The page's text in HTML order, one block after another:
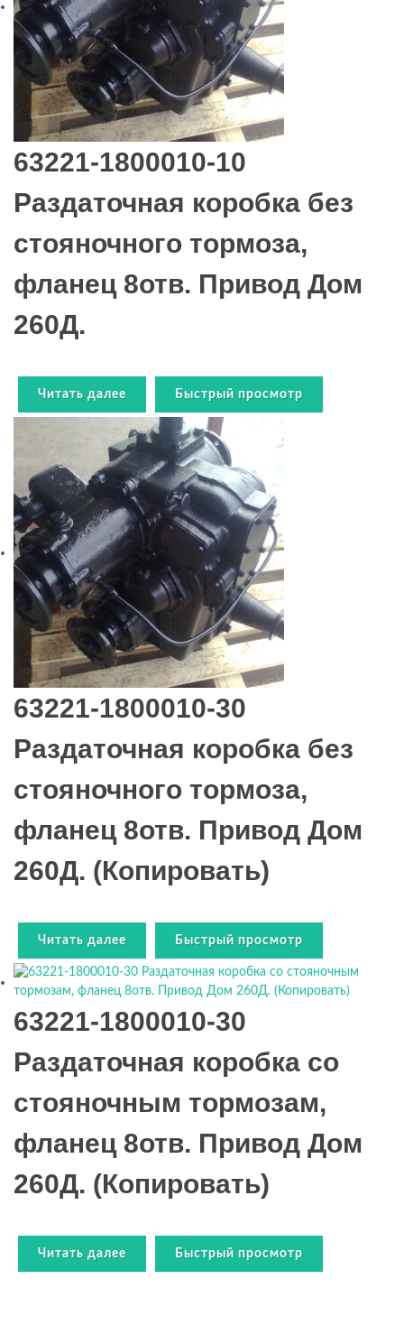
63221-1800010-10
Раздаточная коробка без
стояночного тормоза,
фланец 8отв. Привод Дом
260Д.
Читать далее Быстрый просмотр
63221-1800010-30
Раздаточная коробка без
стояночного тормоза,
фланец 8отв. Привод Дом
260Д. (Копировать)
Читать далее Быстрый просмотр
63221-1800010-30
Раздаточная коробка со
стояночным тормозам,
фланец 8отв. Привод Дом
260Д. (Копировать)
Читать далее Быстрый просмотр